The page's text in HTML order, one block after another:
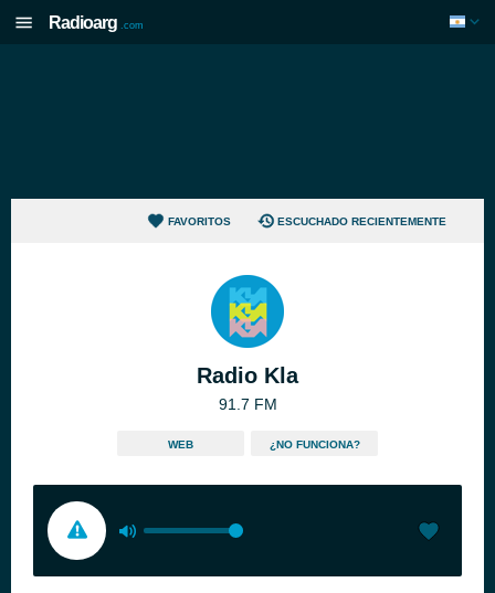
Radioarg .com
FAVORITOS ESCUCHADO RECIENTEMENTE
Radio Kla
91.7 FM
WEB ¿NO FUNCIONA?